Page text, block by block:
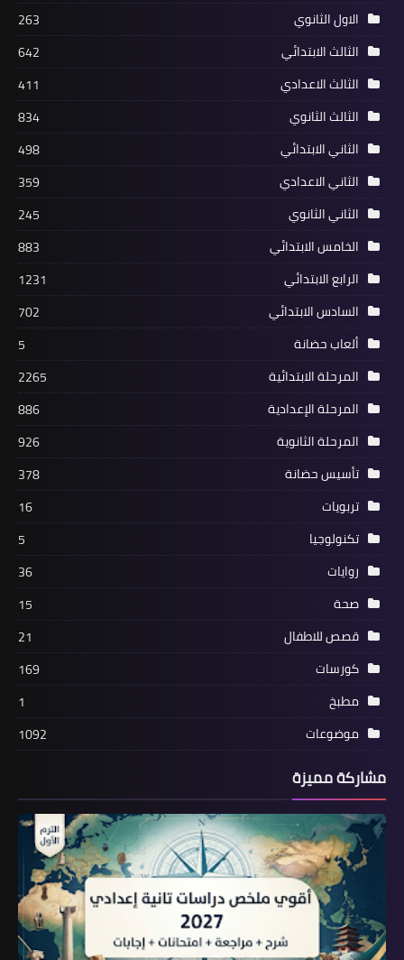
الاول الثانوي
263
الثالث الابتدائي
642
الثالث الاعدادي
411
الثالث الثانوي
834
الثاني الابتدائي
498
الثاني الاعدادي
359
الثاني الثانوي
245
الخامس الابتدائي
883
الرابع الابتدائي
1231
السادس الابتدائي
702
ألعاب حضانة
5
المرحلة الابتدائية
2265
المرحلة الإعدادية
886
المرحلة الثانوية
926
تأسيس حضانة
378
تربويات
16
تكنولوجيا
5
روايات
36
صحة
15
قصص للاطفال
21
كورسات
169
مطبخ
1
موضوعات
1092
مشاركة مميزة